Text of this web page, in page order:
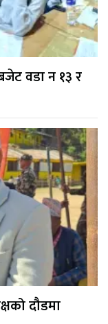
वडा न १३ र
दौडमा